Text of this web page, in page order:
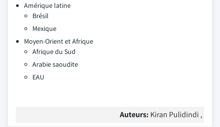
Amérique latine
Brésil
Mexique
Moyen-Orient et Afrique
Afrique du Sud
Arabie saoudite
EAU
Auteurs: Kiran Pulidindi ,